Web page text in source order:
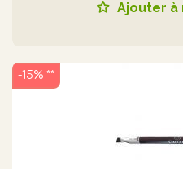
Ajouter à
-15% **